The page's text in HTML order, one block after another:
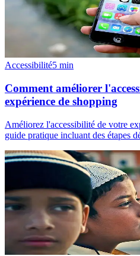
Accessibilité5 min
Comment améliorer
expérience de shopping
Améliorez l'accessibilité de votre
guide pratique incluant des étapes